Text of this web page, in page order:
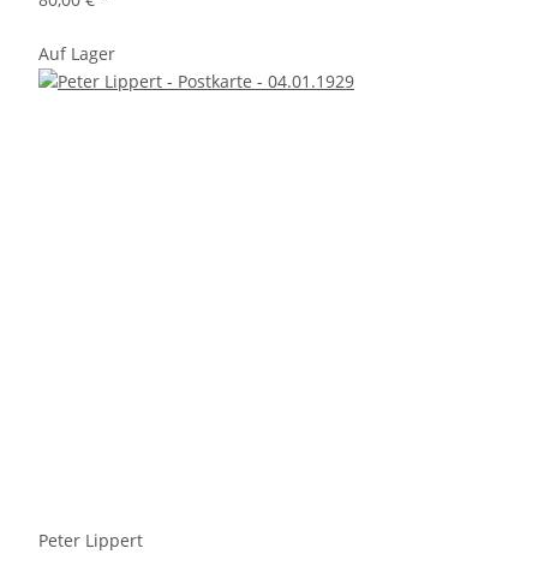
Auf Lager
Peter Lippert